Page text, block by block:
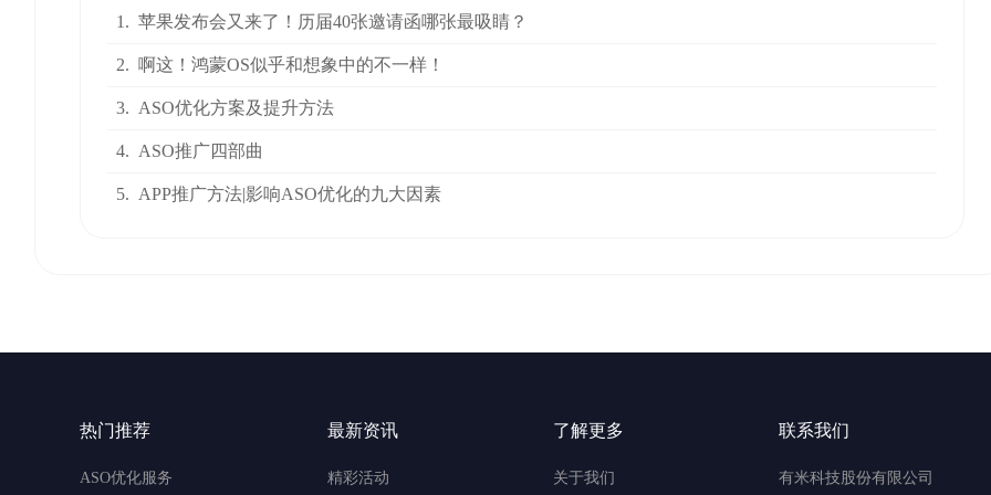
1. 苹果发布会又来了！历届40张邀请函哪张最吸睛？
2. 啊这！鸿蒙OS似乎和想象中的不一样！
3. ASO优化方案及提升方法
4. ASO推广四部曲
5. APP推广方法|影响ASO优化的九大因素
热门推荐
ASO优化服务
最新资讯
精彩活动
了解更多
关于我们
联系我们
有米科技股份有限公司